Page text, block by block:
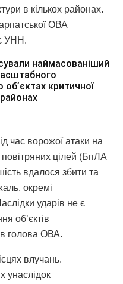
в кількох районах.
ОВА
УНН.
наймасованіший
критичної
час ворожої атаки на
повітряних цілей (БпЛА
вдалося збити та
окремі
ударів не є
обʼєктів
голова ОВА.
влучань.
унаслідок